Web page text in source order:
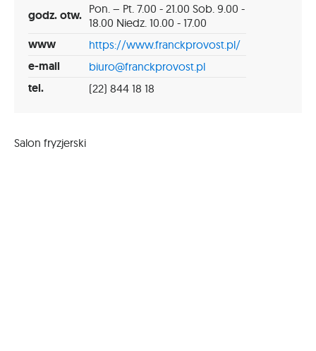
godz. otw. Pon. – Pt. 7.00 - 21.00 Sob. 9.00 -
18.00 Niedz. 10.00 - 17.00
www https://www.franckprovost.pl/
e-mail biuro@franckprovost.pl
tel. (22) 844 18 18
Salon fryzjerski